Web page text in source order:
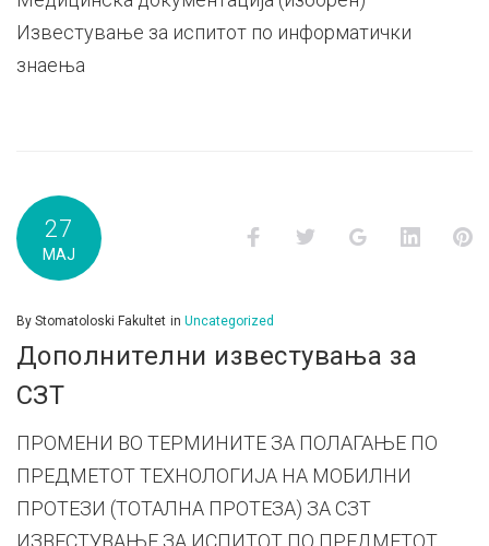
Известување за испитот по информатички
знаења
27
МАЈ
FacebookTwitter Google+
By Stomatoloski Fakultet in Uncategorized
Дополнителни известувања за
СЗТ
ПРОМЕНИ ВО ТЕРМИНИТЕ ЗА ПОЛАГАЊЕ ПО
ПРЕДМЕТОТ ТЕХНОЛОГИЈА НА МОБИЛНИ
ПРОТЕЗИ (ТОТАЛНА ПРОТЕЗА) ЗА СЗТ
ИЗВЕСТУВАЊЕ ЗА ИСПИТОТ ПО ПРЕДМЕТОТ